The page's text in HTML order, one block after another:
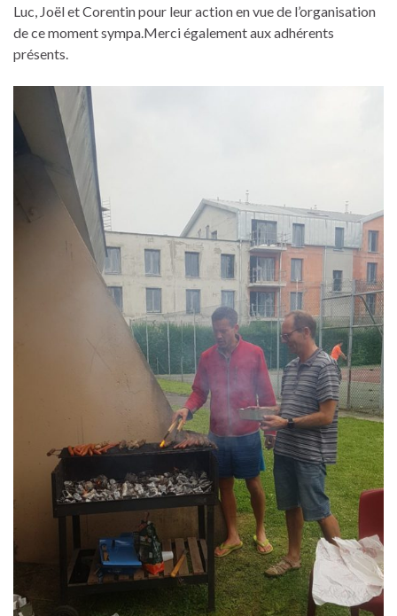
Luc, Joël et Corentin pour leur action en vue de l’organisation
de ce moment sympa.Merci également aux adhérents
présents.